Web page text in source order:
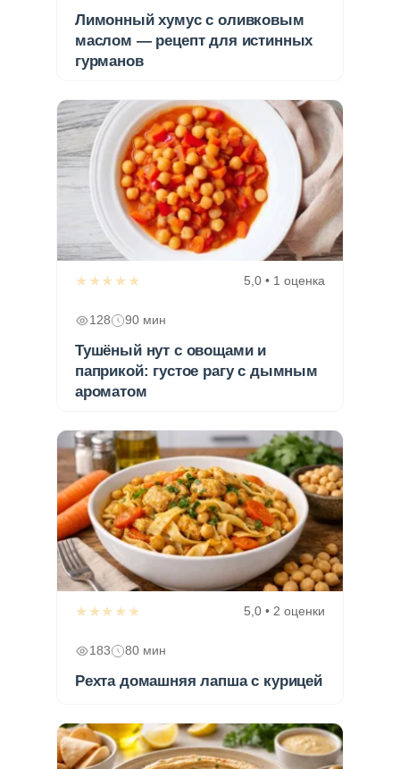
Лимонный хумус с оливковым
маслом — рецепт для истинных
гурманов
★★★★★ 5,0 • 1 оценка
128 90 мин
Тушёный нут с овощами и
паприкой: густое рагу с дымным
ароматом
★★★★★ 5,0 • 2 оценки
183 80 мин
Рехта домашняя лапша с курицей